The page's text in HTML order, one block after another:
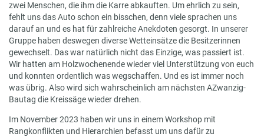
zwei Menschen, die ihm die Karre abkauften. Um ehrlich zu sein,
fehlt uns das Auto schon ein bisschen, denn viele sprachen uns
darauf an und es hat für zahlreiche Anekdoten gesorgt. In unserer
Gruppe haben deswegen diverse Wetteinsätze die Besitzerinnen
gewechselt. Das war natürlich nicht das Einzige, was passiert ist.
Wir hatten am Holzwochenende wieder viel Unterstützung von euch
und konnten ordentlich was wegschaffen. Und es ist immer noch
was übrig. Also wird sich wahrscheinlich am nächsten AZwanzig-
Bautag die Kreissäge wieder drehen.
Im November 2023 haben wir uns in einem Workshop mit
Rangkonflikten und Hierarchien befasst um uns dafür zu